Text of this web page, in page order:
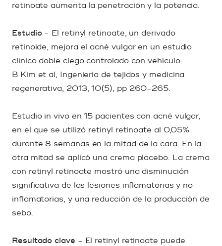
retinoate aumenta la penetración y la potencia.
Estudio- El retinyl retinoate, un derivado
retinoide, mejora el acné vulgar en un estudio
clínico doble ciego controlado con vehículo
B Kim et al, Ingeniería de tejidos y medicina
regenerativa, 2013, 10(5), pp 260-265.
Estudio in vivo en 15 pacientes con acné vulgar,
en el que se utilizó retinyl retinoate al 0,05%
durante 8 semanas en la mitad de la cara. En la
otra mitad se aplicó una crema placebo. La crema
con retinyl retinoate mostró una disminución
significativa de las lesiones inflamatorias y no
inflamatorias, y una reducción de la producción de
sebo.
Resultado clave - El retinyl retinoate puede